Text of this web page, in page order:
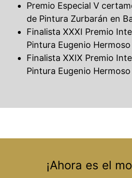
Premio Especial V
de Pintura Zurbarán en
Finalista XXXI Premio
Pintura Eugenio
Finalista XXIX Premio
Pintura Eugenio Hermoso
¡Ahora es el